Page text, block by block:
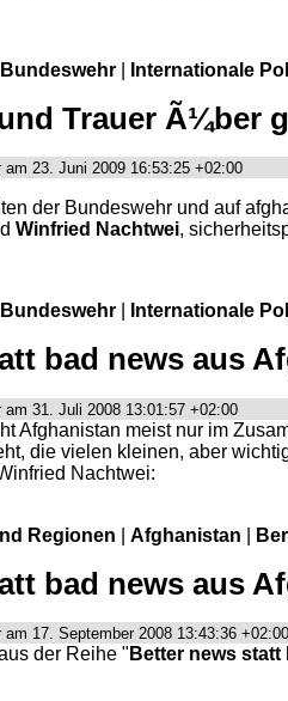
Internationale
Trauer Ã¼ber
23. Juni 2009 16:53:25 +02:00
der Bundeswehr und auf
Winfried Nachtwei,
Internationale
bad news aus
31. Juli 2008 13:01:57 +02:00
Afghanistan meist nur im
die vielen kleinen, aber
Nachtwei:
Regionen Afghanistan
bad news aus
17. September 2008 13:43:36 +02:00
der Reihe " Better news